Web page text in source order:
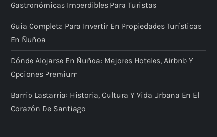
Gastronómicas Imperdibles Para Turistas
Guía Completa Para Invertir En Propiedades Turísticas
En Ñuñoa
Dónde Alojarse En Ñuñoa: Mejores Hoteles, Airbnb Y
Opciones Premium
Barrio Lastarria: Historia, Cultura Y Vida Urbana En El
Corazón De Santiago